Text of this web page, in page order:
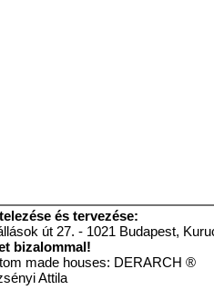
és tervezése:
út 27. - 1021 Budapest,
bizalommal!
custom made houses:
Attila